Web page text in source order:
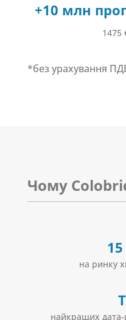
+10 млн
1475
*без урахування
Чому
на ринку
найкращих дата-